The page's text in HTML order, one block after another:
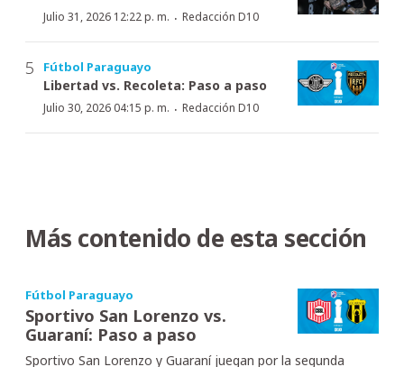
Julio 31, 2026 12:22 p. m. · Redacción D10
Fútbol Paraguayo
Libertad vs. Recoleta: Paso a paso
Julio 30, 2026 04:15 p. m. · Redacción D10
Más contenido de esta sección
Fútbol Paraguayo
Sportivo San Lorenzo vs.
Guaraní: Paso a paso
Sportivo San Lorenzo y Guaraní juegan por la segunda